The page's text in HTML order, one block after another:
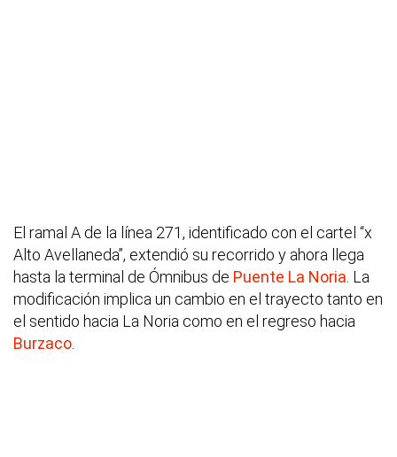
El ramal A de la línea 271, identificado con el cartel “x
Alto Avellaneda”, extendió su recorrido y ahora llega
hasta la terminal de Ómnibus de Puente La Noria. La
modificación implica un cambio en el trayecto tanto en
el sentido hacia La Noria como en el regreso hacia
Burzaco.